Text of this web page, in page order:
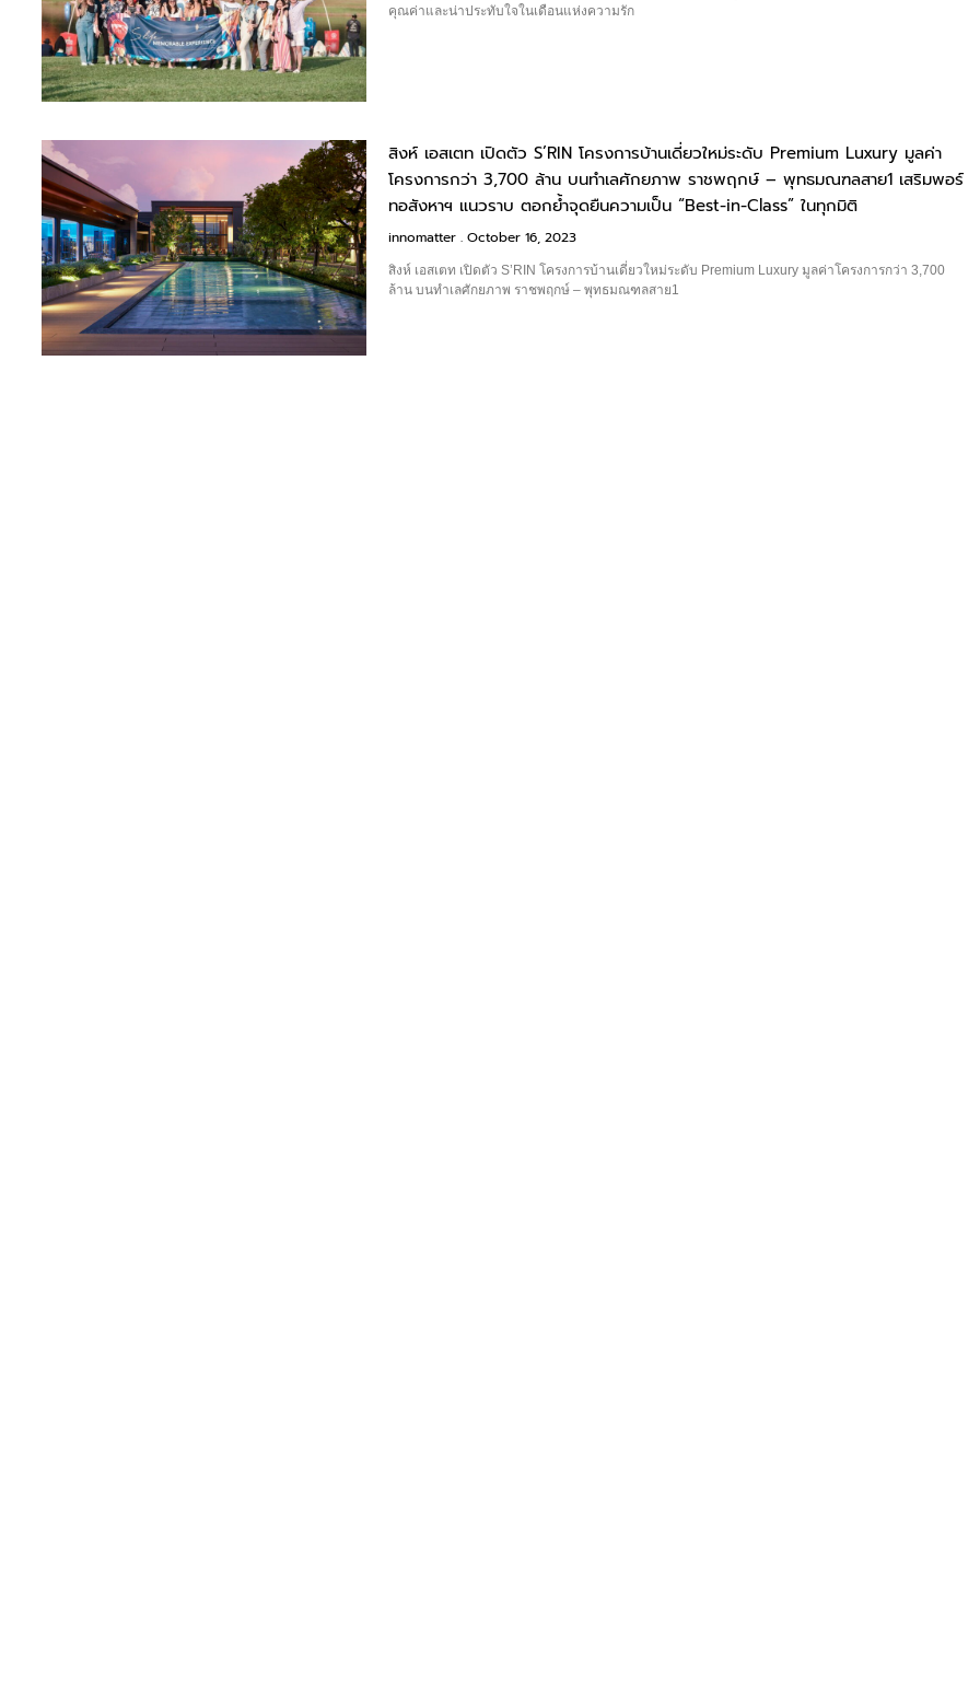
คุณค่าและน่าประทับใจในเดือนแห่งความรัก
สิงห์ เอสเตท เปิดตัว S’RIN โครงการบ้านเดี่ยวใหม่ระดับ Premium Luxury มูลค่า
โครงการกว่า 3,700 ล้าน บนทำเลศักยภาพ ราชพฤกษ์ – พุทธมณฑลสาย1 เสริมพอร์
ทอสังหาฯ แนวราบ ตอกย้ำจุดยืนความเป็น “Best-in-Class” ในทุกมิติ
innomatter October 16, 2023
สิงห์ เอสเตท เปิดตัว S’RIN โครงการบ้านเดี่ยวใหม่ระดับ Premium Luxury มูลค่าโครงการกว่า 3,700
ล้าน บนทำเลศักยภาพ ราชพฤกษ์ – พุทธมณฑลสาย1